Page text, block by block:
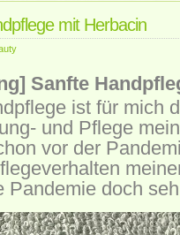
mit Herbacin
Sanfte
ist für mich
und Pflege
vor der
Pandemie doch